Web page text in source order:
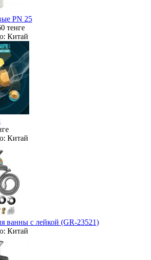
PN 25
тенге
Китай
Китай
ванны с лейкой (GR-23521)
Китай